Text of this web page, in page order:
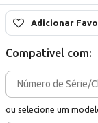
Adicionar
Compativel com:
ou selecione um